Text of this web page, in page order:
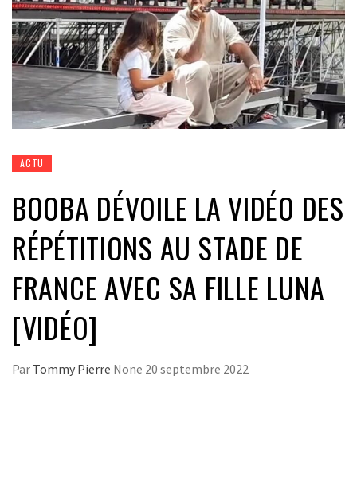
ACTU
BOOBA DÉVOILE LA VIDÉO DES
RÉPÉTITIONS AU STADE DE
FRANCE AVEC SA FILLE LUNA
[VIDÉO]
Par Tommy Pierre None 20 septembre 2022